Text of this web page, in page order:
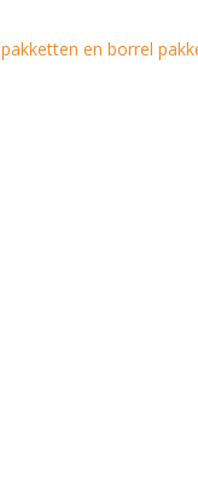
en borrel